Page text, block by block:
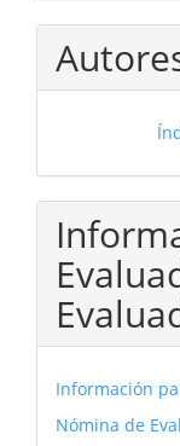
Información
Nómina de